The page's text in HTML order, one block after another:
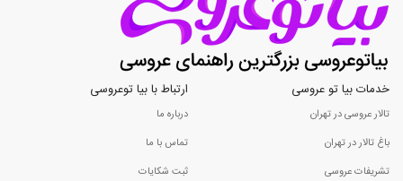
خدمات بیا تو عروسی
تالار عروسی در تهران
باغ تالار در تهران
تشریفات عروسی
ارتباط با بیا توعروسی
درباره ما
تماس با ما
ثبت شکایات